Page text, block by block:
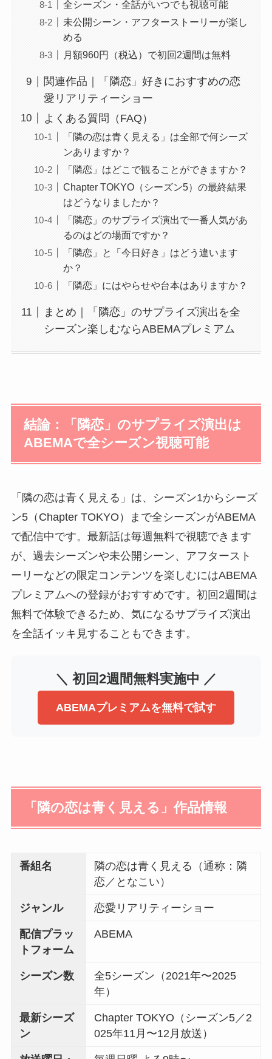
全シーズン・全話がいつでも視聴可能
未公開シーン・アフターストーリーが楽し
める
月額960円（税込）で初回2週間は無料
関連作品｜「隣恋」好きにおすすめの恋
愛リアリティーショー
よくある質問（FAQ）
「隣の恋は青く見える」は全部で何シーズ
ンありますか？
「隣恋」はどこで観ることができますか？
Chapter TOKYO（シーズン5）の最終結果
はどうなりましたか？
「隣恋」のサプライズ演出で一番人気があ
るのはどの場面ですか？
「隣恋」と「今日好き」はどう違います
か？
「隣恋」にはやらせや台本はありますか？
まとめ｜「隣恋」のサプライズ演出を全
シーズン楽しむならABEMAプレミアム
結論：「隣恋」のサプライズ演出は
ABEMAで全シーズン視聴可能
「隣の恋は青く見える」は、シーズン1からシーズ
ン5（Chapter TOKYO）まで全シーズンがABEMA
で配信中です。最新話は毎週無料で視聴できます
が、過去シーズンや未公開シーン、アフタースト
ーリーなどの限定コンテンツを楽しむにはABEMA
プレミアムへの登録がおすすめです。初回2週間は
無料で体験できるため、気になるサプライズ演出
を全話イッキ見することもできます。
＼ 初回2週間無料実施中 ／
ABEMAプレミアムを無料で試す
「隣の恋は青く見える」作品情報
番組名
隣の恋は青く見える（通称：隣
恋／となこい）
ジャンル 恋愛リアリティーショー
配信プラッ
トフォーム
ABEMA
シーズン数
全5シーズン（2021年〜2025
年）
最新シーズ
ン
Chapter TOKYO（シーズン5／2
025年11月〜12月放送）